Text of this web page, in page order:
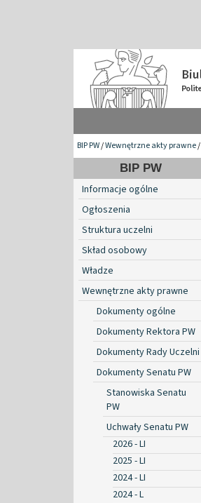
BIP PW/Wewnętrzne akty prawne/
BIP PW
Informacje ogólne
Ogłoszenia
Struktura uczelni
Skład osobowy
Władze
Wewnętrzne akty prawne
Dokumenty ogólne
Dokumenty Rektora PW
Dokumenty Rady Uczelni
Dokumenty Senatu PW
Stanowiska Senatu
PW
Uchwały Senatu PW
2026 - LI
2025 - LI
2024 - LI
2024 - L